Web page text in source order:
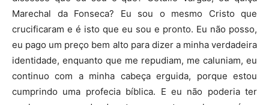
Marechal da Fonseca? Eu sou o mesmo Cristo que
crucificaram e é isto que eu sou e pronto. Eu não posso,
eu pago um preço bem alto para dizer a minha verdadeira
identidade, enquanto que me repudiam, me caluniam, eu
continuo com a minha cabeça erguida, porque estou
cumprindo uma profecia bíblica. E eu não poderia ter